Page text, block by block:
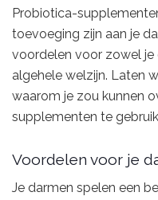
Probiotica-
toevoeging zijn aan je
voordelen voor zowel
algehele welzijn. Laten
waarom je zou kunnen
supplementen te
Voordelen voor je
Je darmen spelen een